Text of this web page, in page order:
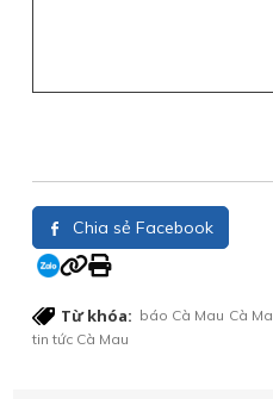
Chia sẻ Facebook
Từ khóa: báo Cà Mau Cà
tin tức Cà Mau